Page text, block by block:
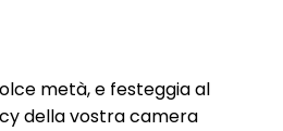
metà, e festeggia al
della vostra camera